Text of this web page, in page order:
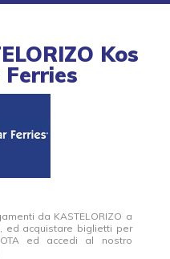
Kos
da KASTELORIZO a
ed acquistare biglietti per
ed accedi al nostro